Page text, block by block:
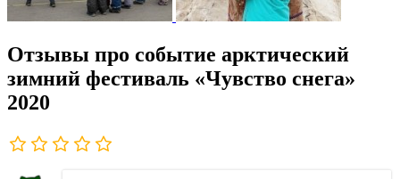
Отзывы про событие арктический
зимний фестиваль «Чувство снега»
2020